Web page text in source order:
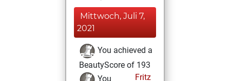
Mittwoch, Juli 7,
2021
You achieved a
BeautyScore of 193
Fritz
You